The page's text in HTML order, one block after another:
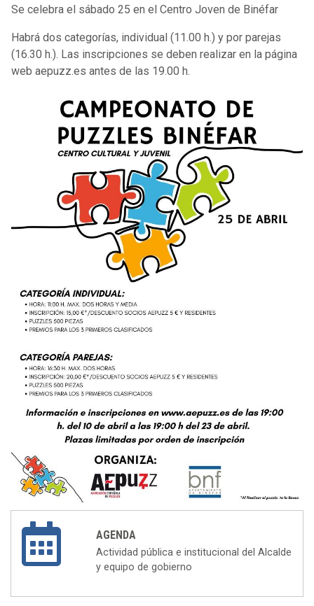
Se celebra el sábado 25 en el Centro Joven de Binéfar
Habrá dos categorías, individual (11.00 h.) y por parejas
(16.30 h.). Las inscripciones se deben realizar en la página
web aepuzz.es antes de las 19.00 h.
AGENDA
Actividad pública e institucional del Alcalde
y equipo de gobierno